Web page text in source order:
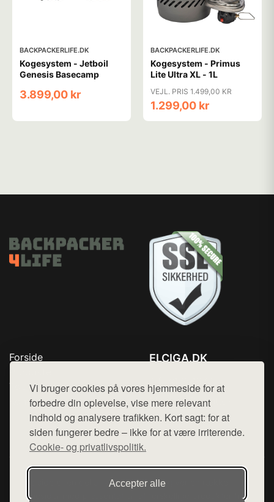
Vi bruger cookies på vores hjemmeside for at
forbedre din oplevelse, vise mere relevant
indhold og analysere trafikken. Kort sagt: for at
siden fungerer bedre – ikke for at være irriterende.
Cookie- og privatlivspolitik.
Accepter alle
BACKPACKERLIFE.DK
Kogesystem - Jetboil
Genesis Basecamp
3.899,00 kr
BACKPACKERLIFE.DK
Kogesystem - Primus
Lite Ultra XL - 1L
VEJL. PRIS 1.499,00 KR
1.299,00 kr
Forside
Top Rabatter
Kontakt
ELCIGA.DK
Mail: hej@want.dk
Cookie- og privatlivspolitik
Denne side er en del af want.dk, der udgiver en række
hjemmesider med præsentation af forskellige produkter fra